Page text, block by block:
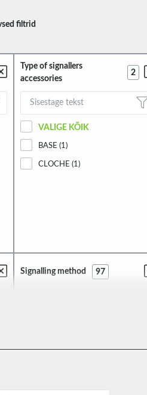
filtrid
Type of signallers
accessories
2
VALIGE KÕIK
BASE (1)
CLOCHE (1)
Signalling method 97